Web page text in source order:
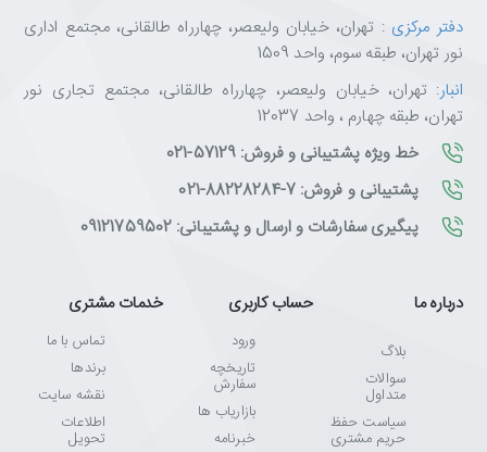
دفتر مرکزی : تهران، خیابان ولیعصر، چهارراه طالقانی، مجتمع اداری
نور تهران، طبقه سوم، واحد 1509
انبار: تهران، خیابان ولیعصر، چهارراه طالقانی، مجتمع تجاری نور
تهران، طبقه چهارم ، واحد 12037
خط ویژه پشتیبانی و فروش: 57129-021
پشتیبانی و فروش: 7-88228284-021
پیگیری سفارشات و ارسال و پشتیبانی: 09121759502
درباره ما
بلاگ
سوالات
متداول
سیاست حفظ
حریم مشتری
حساب کاربری
ورود
تاریخچه
سفارش
بازاریاب ها
خبرنامه
خدمات مشتری
تماس با ما
برندها
نقشه سایت
اطلاعات
تحویل